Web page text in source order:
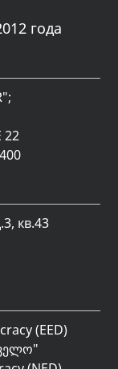
года
22
кв.43
(EED)
"